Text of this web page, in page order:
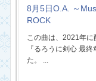
8月5日O.A. ～
ROCK
この曲は、2021年
『るろうに剣心 最
た。 ...